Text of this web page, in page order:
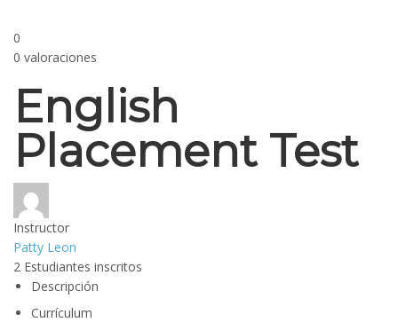
0
0 valoraciones
English
Placement Test
Instructor
Patty Leon
2 Estudiantes inscritos
Descripción
Currículum